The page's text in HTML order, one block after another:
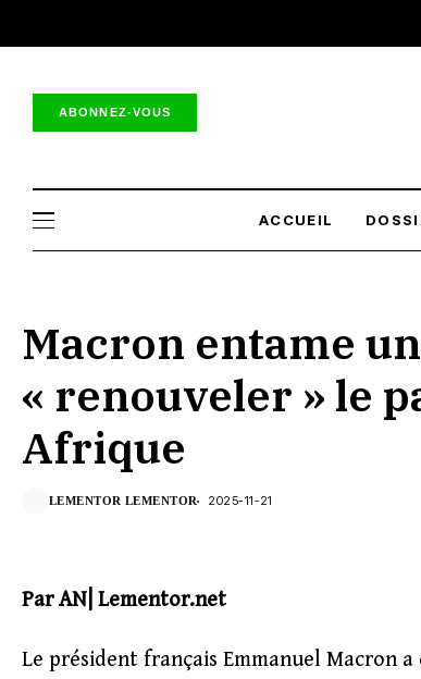
ABONNEZ-VOUS
ACCUEIL
Macron entame
« renouveler » le
Afrique
LEMENTOR LEMENTOR 2025-11-21
Par AN| Lementor.net
Le président français Emmanuel Macron